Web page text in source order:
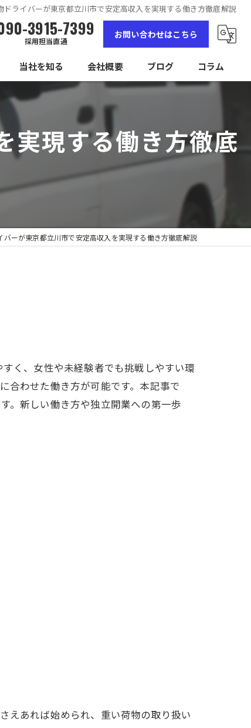
ドライバーが東京都立川市で安定高収入を実現する働き方徹底解説
3915-7399
採用担当直通
お問い合わせはこちら
当社を知る
高収入
未経験
経験者
会社概要 ブログ コラム
実現する働き方徹底
バーが東京都立川市で安定高収入を実現する働き方徹底解説
く、女性や未経験者でも挑戦しやすい環
合わせた働き方が可能です。本記事で
。新しい働き方や独立開業への第一歩
えあれば始められ、重い荷物の取り扱い